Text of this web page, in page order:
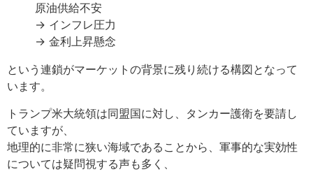
原油供給不安
→ インフレ圧力
→ 金利上昇懸念
という連鎖がマーケットの背景に残り続ける構図となって
います。
トランプ米大統領は同盟国に対し、タンカー護衛を要請し
ていますが、
地理的に非常に狭い海域であることから、軍事的な実効性
については疑問視する声も多く、